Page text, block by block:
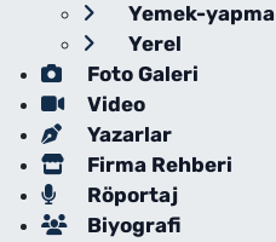
Yemek-yapma
Yerel
Foto Galeri
Video
Yazarlar
Firma Rehberi
Röportaj
Biyografi